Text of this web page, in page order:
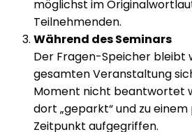
möglichst im
Teilnehmenden.
Während des Seminars
Der Fragen-Speicher bleibt
gesamten Veranstaltung
Moment nicht beantwortet
dort „geparkt“ und zu
Zeitpunkt aufgegriffen.